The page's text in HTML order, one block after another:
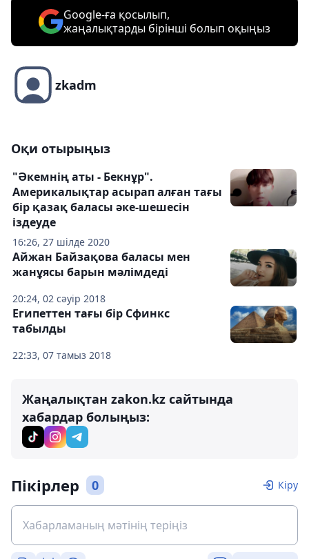
Google-ға қосылып,
жаңалықтарды бірінші болып оқыңыз
zkadm
Оқи отырыңыз
16:26, 27 шілде 2020
"Әкемнің аты - Бекнұр".
Америкалықтар асырап алған тағы
бір қазақ баласы әке-шешесін
іздеуде
20:24, 02 сәуір 2018
Айжан Байзақова баласы мен
жанұясы барын мәлімдеді
22:33, 07 тамыз 2018
Египеттен тағы бір Сфинкс
табылды
Жаңалықтан zakon.kz сайтында
хабардар болыңыз:
Пікірлер 0 Кіру